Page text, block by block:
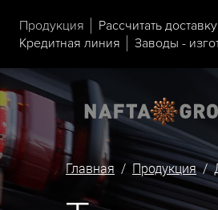
Продукция Рассчитать доставку
Кредитная линия
Заводы -
Главная / Продукция/